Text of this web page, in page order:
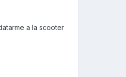
a la scooter